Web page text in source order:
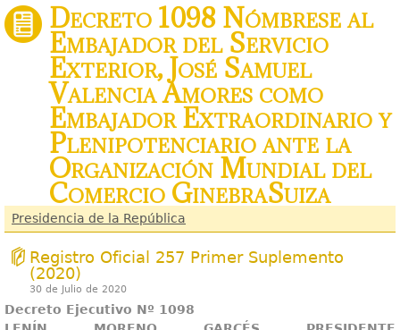
Decreto 1098 Nómbrese al
Embajador del Servicio
Exterior, José Samuel
Valencia Amores como
Embajador Extraordinario y
Plenipotenciario ante la
Organización Mundial del
Comercio GinebraSuiza
Presidencia de la República
Registro Oficial 257 Primer Suplemento
(2020)
30 de Julio de 2020
Decreto Ejecutivo Nº 1098